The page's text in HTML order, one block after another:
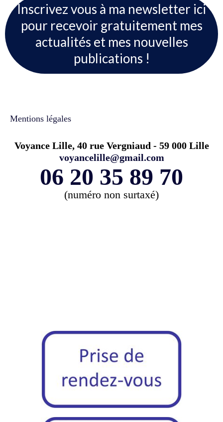
Inscrivez vous à ma newsletter ici
pour recevoir gratuitement mes
actualités et mes nouvelles
publications !
Mentions légales
Voyance Lille, 40 rue Vergniaud - 59 000 Lille
voyancelille@gmail.com
06 20 35 89 70
(numéro non surtaxé)